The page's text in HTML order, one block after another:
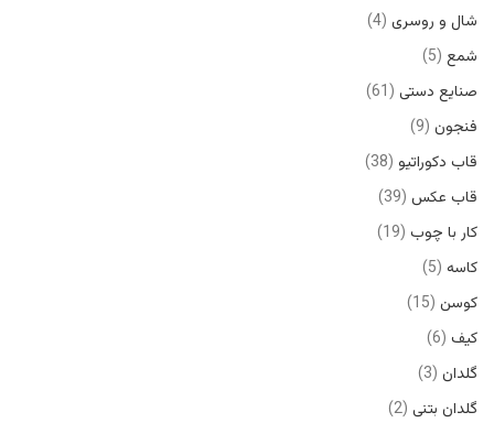
شال و روسری 4
شمع 5
صنایع دستی 61
فنجون 9
قاب دکوراتیو 38
قاب عکس 39
کار با چوب 19
کاسه 5
کوسن 15
کیف 6
گلدان 3
گلدان بتنی 2